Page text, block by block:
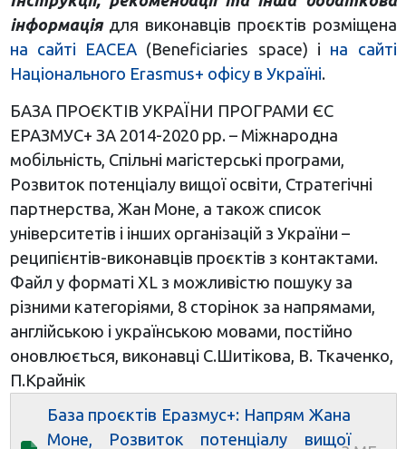
інформаціядля виконавців проєктів розміщена
на сайті EACEA (Beneficiaries space) і на сайті
Національного Erasmus+ офісу в Україні.
БАЗА ПРОЄКТІВ УКРАЇНИ ПРОГРАМИ ЄС
ЕРАЗМУС+ ЗА 2014-2020 рр. – Міжнародна
мобільність, Спільні магістерські програми,
Розвиток потенціалу вищої освіти, Стратегічні
партнерства, Жан Моне, а також список
університетів і інших організацій з України –
реципієнтів-виконавців проєктів з контактами.
Файл у форматі ХL з можливістю пошуку за
різними категоріями, 8 сторінок за напрямами,
англійською і українською мовами, постійно
оновлюється, виконавці С.Шитікова, В. Ткаченко,
П.Крайнік
База проєктів Еразмус+: Напрям Жана
Моне, Розвиток потенціалу вищої